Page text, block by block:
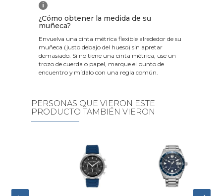
i
¿Cómo obtener la medida de su
muñeca?
Envuelva una cinta métrica flexible alrededor de su
muñeca (justo debajo del hueso) sin apretar
demasiado. Si no tiene una cinta métrica, use un
trozo de cuerda o papel, marque el punto de
encuentro y mídalo con una regla común.
PERSONAS QUE VIERON ESTE
PRODUCTO TAMBIÉN VIERON